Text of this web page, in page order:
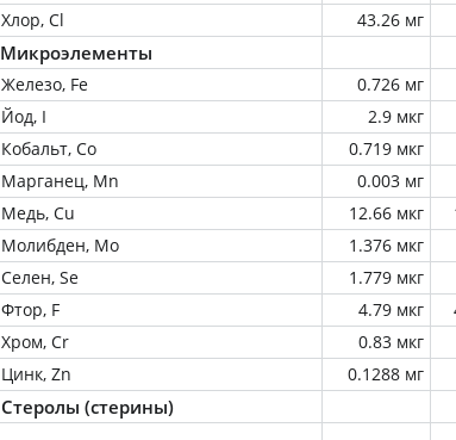
Хлор, Cl
43.26 мг
Микроэлементы
Железо, Fe 0.726 мг
Йод, I
2.9 мкг
Кобальт, Co
0.719 мкг
Марганец, Mn
0.003 мг
Медь, Cu
12.66 мкг
Молибден, Mo
1.376 мкг
Селен, Se
1.779 мкг
Фтор, F
4.79 мкг
Хром, Cr
0.83 мкг
Цинк, Zn
0.1288 мг
Стеролы (стерины)